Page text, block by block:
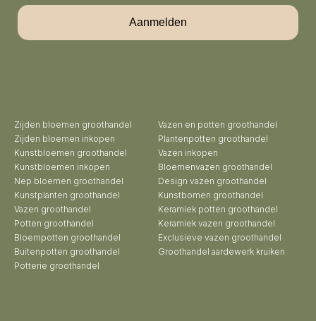
Aanmelden
Zijden bloemen groothandel
Zijden bloemen inkopen
Kunstbloemen groothandel
Kunstbloemen inkopen
Nep bloemen groothandel
Kunstplanten groothandel
Vazen groothandel
Potten groothandel
Bloempotten groothandel
Buitenpotten groothandel
Potterie groothandel
Vazen en potten groothandel
Plantenpotten groothandel
Vazen inkopen
Bloemenvazen groothandel
Design vazen groothandel
Kunstbomen groothandel
Keramiek potten groothandel
Keramiek vazen groothandel
Exclusieve vazen groothandel
Groothandel aardewerk kruiken